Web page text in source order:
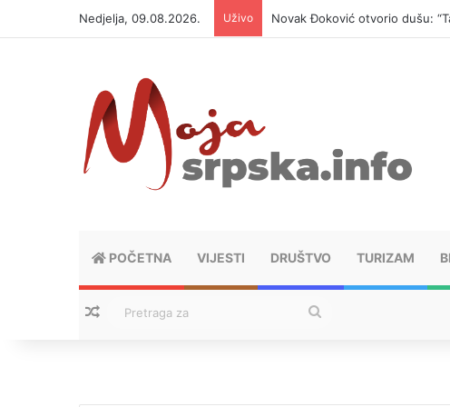
Nedjelja, 09.08.2026. Uživo Novak Đoković otvorio dušu:
POČETNA VIJESTI DRUŠTVO TURIZAM
Nasumični tekstovi